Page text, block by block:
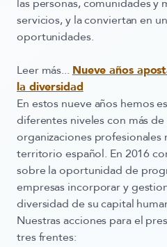
las personas, comunidades y
servicios, y la conviertan en
oportunidades.
Leer más... Nueve años
la diversidad
En estos nueve años hemos
diferentes niveles con más
organizaciones profesionales
territorio español. En 2016
sobre la oportunidad de
empresas incorporar y
diversidad de su capital
Nuestras acciones para el
tres frentes: